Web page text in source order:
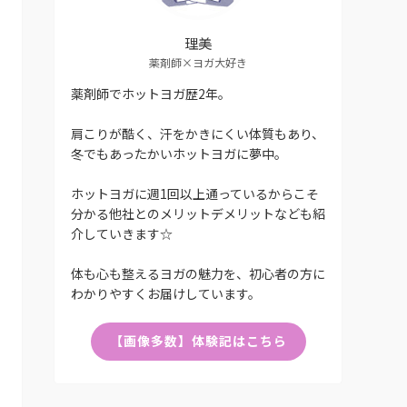
理美
薬剤師×ヨガ大好き
薬剤師でホットヨガ歴2年。
肩こりが酷く、汗をかきにくい体質もあり、
冬でもあったかいホットヨガに夢中。
ホットヨガに週1回以上通っているからこそ
分かる他社とのメリットデメリットなども紹
介していきます☆
体も心も整えるヨガの魅力を、初心者の方に
わかりやすくお届けしています。
【画像多数】体験記はこちら